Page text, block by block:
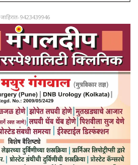
जाहिरात-9423439946